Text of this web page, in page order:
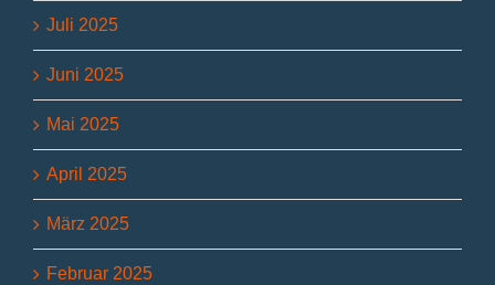
Juli 2025
Juni 2025
Mai 2025
April 2025
März 2025
Februar 2025